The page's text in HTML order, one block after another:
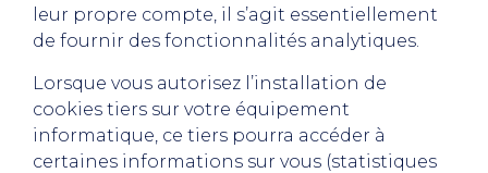
leur propre compte, il s’agit essentiellement
de fournir des fonctionnalités analytiques.
Lorsque vous autorisez l’installation de
cookies tiers sur votre équipement
informatique, ce tiers pourra accéder à
certaines informations sur vous (statistiques